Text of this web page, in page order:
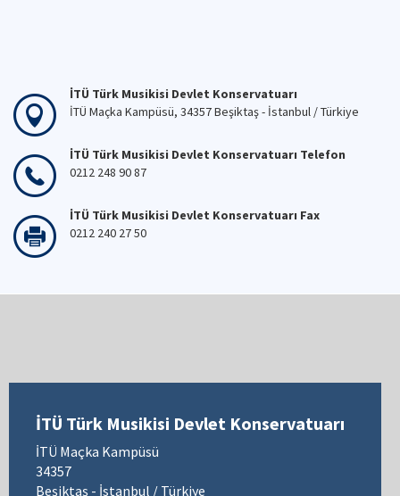
İTÜ Türk Musikisi Devlet Konservatuarı
İTÜ Maçka Kampüsü, 34357 Beşiktaş - İstanbul / Türkiye
İTÜ Türk Musikisi Devlet Konservatuarı Telefon
0212 248 90 87
İTÜ Türk Musikisi Devlet Konservatuarı Fax
0212 240 27 50
İTÜ Türk Musikisi Devlet Konservatuarı
İTÜ Maçka Kampüsü
34357
Beşiktaş - İstanbul / Türkiye